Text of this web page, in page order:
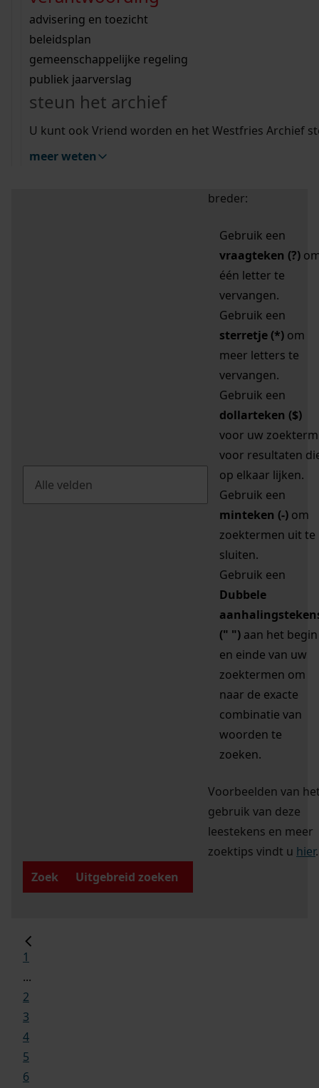
bouwvergunningen
omgevingsvergunningen
vergunningen
beeld en geluid
uitleg nodig?
Wij helpen u op weg met een aantal zoektips.
bekijk alle zoektips
Wij helpen u op weg met een aantal zoektips.
bekijk alle zoektips
bekijk ons geschiedenislokaal
advisering en toezicht
beleidsplan
gemeenschappelijke regeling
publiek jaarverslag
steun het archief
U kunt ook Vriend worden en het Westfries Archief
meer weten
zoektips
Mijn Studiezaal (inloggen)
uw zoekopdracht te
breder:
Gebruik een
vraagteken (?)
één letter te
vervangen.
Gebruik een
sterretje (*) om
meer letters te
vervangen.
Gebruik een
dollarteken ($)
voor uw zoekterm
voor resultaten
op elkaar lijken.
Gebruik een
minteken (-) om
zoektermen uit te
sluiten.
Gebruik een
Dubbele
(" ") aan het begin
en einde van uw
zoektermen om
naar de exacte
combinatie van
woorden te
zoeken.
Voorbeelden van
gebruik van deze
leestekens en meer
zoektips vindt u hier.
Zoek
Uitgebreid zoeken
1
...
2
3
4
5
6